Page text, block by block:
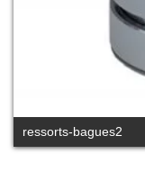
ressorts-bagues2